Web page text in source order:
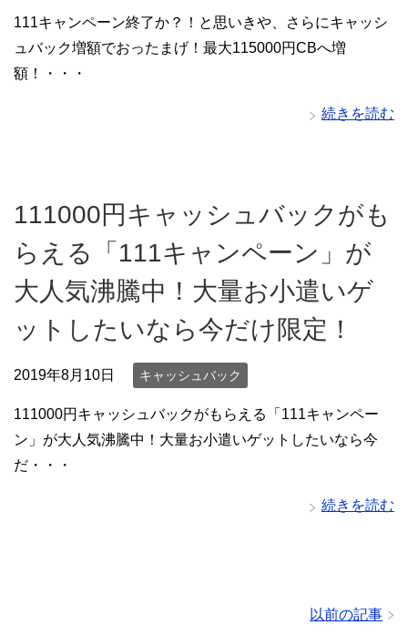
111キャンペーン終了か？！と思いきや、さらにキャッシ
ュバック増額でおったまげ！最大115000円CBへ増
額！・・・
続きを読む
111000円キャッシュバックがも
らえる「111キャンペーン」が
大人気沸騰中！大量お小遣いゲ
ットしたいなら今だけ限定！
2019年8月10日 キャッシュバック
111000円キャッシュバックがもらえる「111キャンペー
ン」が大人気沸騰中！大量お小遣いゲットしたいなら今
だ・・・
続きを読む
以前の記事